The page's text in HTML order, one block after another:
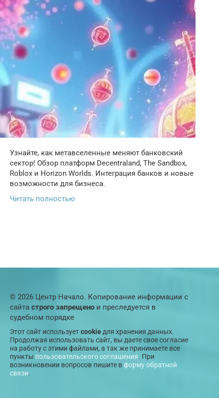
Узнайте, как метавселенные меняют банковский
сектор! Обзор платформ Decentraland, The Sandbox,
Roblox и Horizon Worlds. Интеграция банков и новые
возможности для бизнеса.
Читать полностью
© 2026 Центр Начало. Копирование информации с
сайта строго запрещено и преследуется в
судебном порядке
Этот сайт используетcookie для хранения данных.
Продолжая использовать сайт, вы даете свое согласие
на работу с этими файлами, а так же принимаете все
пункты пользовательского соглашения. При
возникновении вопросов пишите вформу обратной
связи.